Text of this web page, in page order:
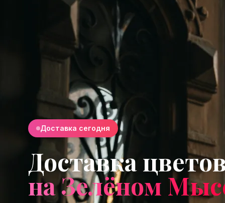
Доставка сегодня
Доставка
на Зелёном